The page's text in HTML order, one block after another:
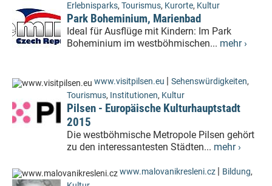
Erlebnisparks, Tourismus, Kurorte, Kultur
Park Boheminium, Marienbad
Ideal für Ausflüge mit Kindern: Im Park
Boheminium im westböhmischen... mehr ›
www.visitpilsen.eu | Sehenswürdigkeiten,
Tourismus, Institutionen, Kultur
Pilsen - Europäische Kulturhauptstadt
2015
Die westböhmische Metropole Pilsen gehört
zu den interessantesten Städten... mehr ›
www.malovanikresleni.cz | Bildung,